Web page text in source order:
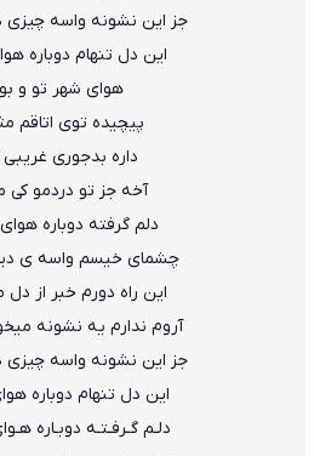
جز این نشونه واسه چیزی
این دل تنهام دوباره
هوای شهر تو و
پیچیده توی اتاقم
داره بدجوری
آخه جز تو دردمو کی
دلم گرفته دوباره
چشمای خیسم واسه ی
این راه دورم خبر از
آروم ندارم یه نشونه
جز این نشونه واسه چیزی
این دل تنهام دوباره
دلـم گـرفـتـه دوبـاره